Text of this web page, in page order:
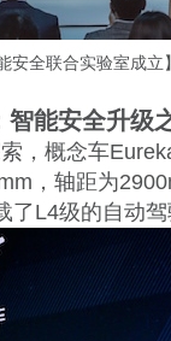
安全联合实验室成立】
智能安全升级
，概念车
，轴距为
L4级的自动驾